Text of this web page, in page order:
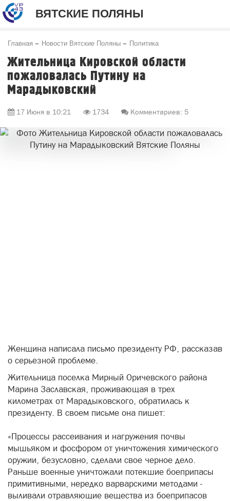
ВЯТСКИЕ ПОЛЯНЫ
Главная Новости Вятские Поляны Политика
Жительница Кировской области
пожаловалась Путину на
Марадыковский
17 Июня в 10:21 1734 Комментариев: 5
Женщина написала письмо президенту РФ, рассказав
о серьезной проблеме.
Жительница поселка Мирный Оричевского района
Марина Заславская, проживающая в трех
километрах от Марадыковского, обратилась к
президенту. В своем письме она пишет:
«Процессы рассеивания и нагружения почвы
мышьяком и фосфором от уничтожения химического
оружии, безусловно, сделали свое черное дело.
Раньше военные уничтожали потекшие боеприпасы
примитивными, нередко варварскими методами -
выливали отравляющие вещества из боеприпасов